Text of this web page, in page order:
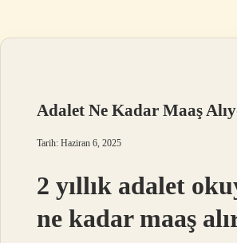
Adalet Ne Kadar Maaş
Tarih: Haziran 6, 2025
2 yıllık adalet
ne kadar maaş